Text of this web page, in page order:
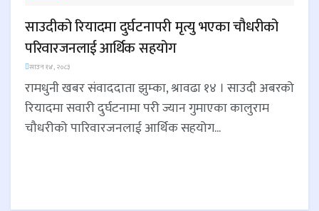
साउदीको रियादमा दुर्घटनापरी मृत्यु भएका चौधरीको
परिवारजनलाई आर्थिक सहयोग
साउन १४, २०८३
रामधुनी खबर संवाददाता झुम्का, श्रावढा १४ । साउदी अबरको
रियादमा सवारी दुर्घटनामा परी ज्यान गुमाएका कालुराम
चौधरीको पारिवारजनलाई आर्थिक सहयोग...